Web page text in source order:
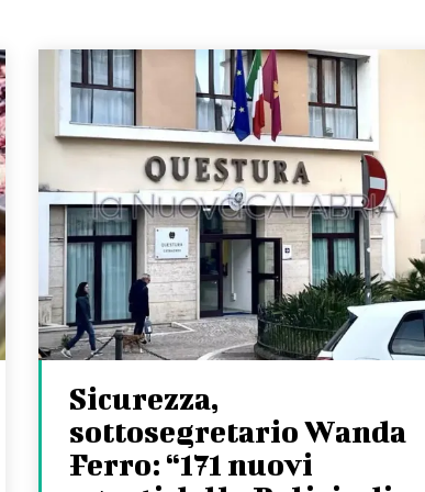
Sicurezza,
sottosegretario Wanda
Ferro: “171 nuovi